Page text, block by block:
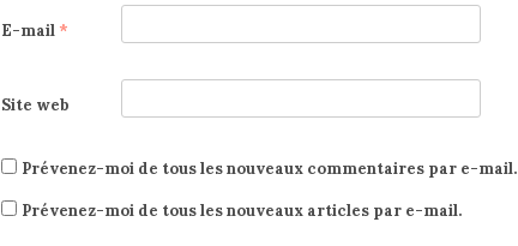
E-mail *
Site web
Prévenez-moi de tous les nouveaux commentaires par e-mail.
Prévenez-moi de tous les nouveaux articles par e-mail.